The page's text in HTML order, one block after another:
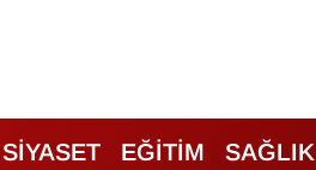
SİYASET EĞİTİM SAĞLIK